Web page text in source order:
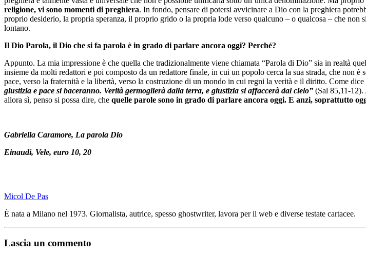
religione, vi sono momenti di preghiera. In fondo, pensare di potersi avvicinare a Dio con la preghiera
proprio desiderio, la propria speranza, il proprio grido o la propria lode verso qualcuno – o qualcosa – che
lontano.
Il Dio Parola, il Dio che si fa parola è in grado di parlare ancora oggi? Perché?
Appunto. La mia impressione è che quella che tradizionalmente viene chiamata “Parola di Dio” sia in realtà
insieme da molti redattori e poi composto da un redattore finale, in cui un popolo cerca la sua strada, che non
pace, verso la fraternità e la libertà, verso la costruzione di un mondo in cui regni la verità e il diritto. Come
giustizia e pace si baceranno. Verità germoglierà dalla terra, e giustizia si affaccerà dal cielo” (Sal 85,11-12).
allora sì, penso si possa dire, che quelle parole sono in grado di parlare ancora oggi. E anzi, soprattutto
Gabriella Caramore, La parola Dio
Einaudi, Vele, euro 10, 20
Micol De Pas
È nata a Milano nel 1973. Giornalista, autrice, spesso ghostwriter, lavora per il web e diverse testate cartacee.
Lascia un commento